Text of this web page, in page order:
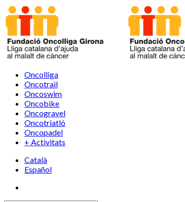
Oncolliga
Oncotrail
Oncoswim
Oncobike
Oncogravel
Oncotriatló
Oncopadel
+ Activitats
Català
Español